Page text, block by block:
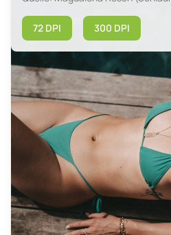
72 DPI 300 DPI